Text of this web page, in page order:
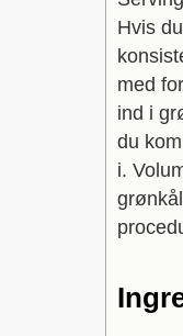
Hvis
med
ind i
du
i.